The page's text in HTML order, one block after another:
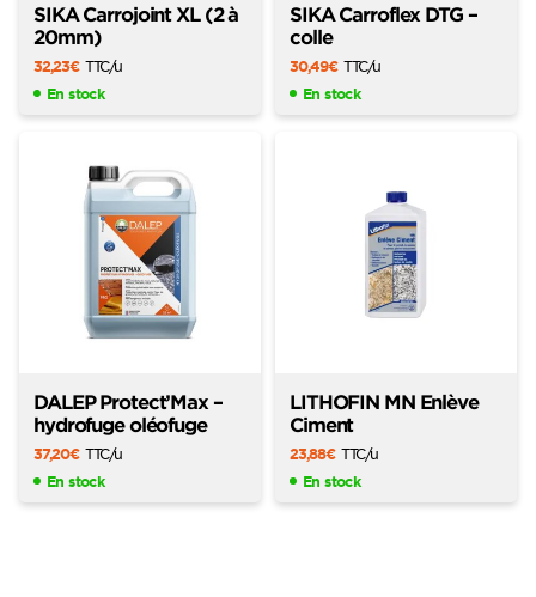
SIKA Carrojoint XL (2 à
20mm)
32,23€ TTC/u
En stock
SIKA Carroflex DTG –
colle
30,49€ TTC/u
En stock
DALEP Protect’Max –
hydrofuge oléofuge
37,20€ TTC/u
En stock
LITHOFIN MN Enlève
Ciment
23,88€ TTC/u
En stock